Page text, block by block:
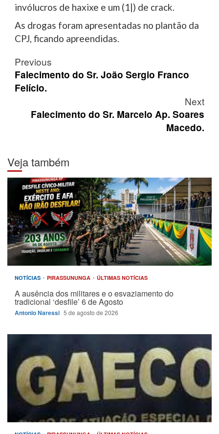
invólucros de haxixe e um (1|) de crack.
As drogas foram apresentadas no plantão da
CPJ, ficando apreendidas.
Post
navigation
Previous
Falecimento do Sr. João Sergio Franco
Felício.
Next
Falecimento do Sr. Marcelo Ap. Soares
Macedo.
Veja também
NOTÍCIAS PIRASSUNUNGA ÚLTIMAS NOTÍCIAS
A ausência dos militares e o esvaziamento do
tradicional ‘desfile’ 6 de Agosto
Antonio Naressi 5 de agosto de 2026